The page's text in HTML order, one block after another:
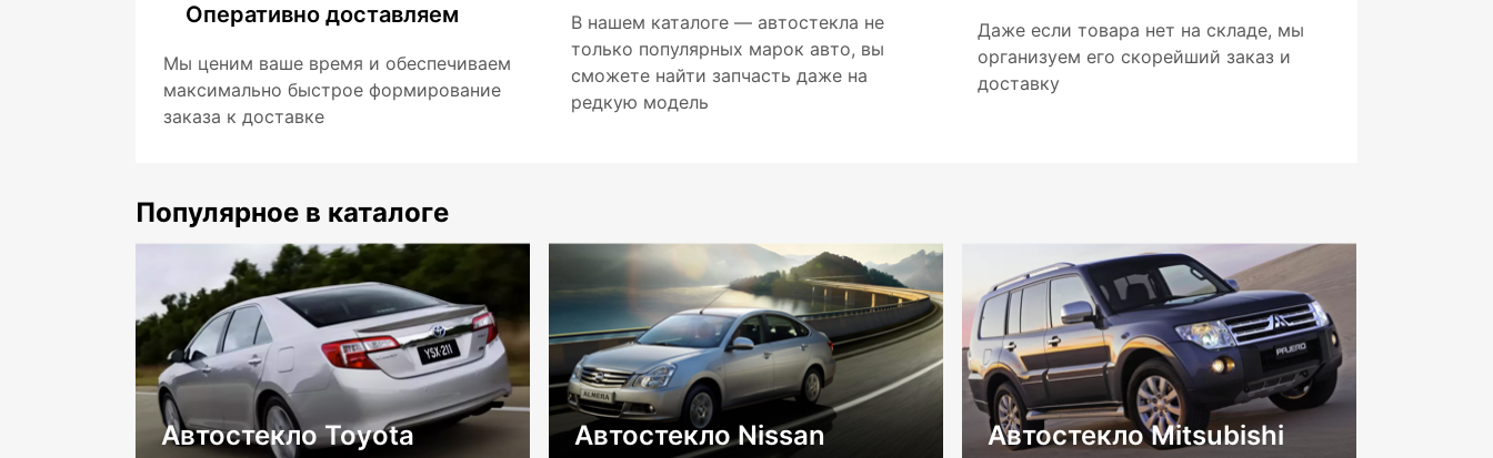
Оперативно доставляем
Мы ценим ваше время и обеспечиваем
максимально быстрое формирование
заказа к доставке
В нашем каталоге — автостекла не
только популярных марок авто, вы
сможете найти запчасть даже на
редкую модель
Даже если товара нет на складе, мы
организуем его скорейший заказ и
доставку
Популярное в каталоге
Автостекло Toyota Автостекло Nissan Автостекло Mitsubishi